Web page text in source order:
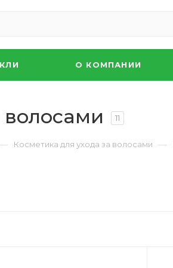
О КОМПАНИИ
волосами 11
Косметика для ухода за волосами —